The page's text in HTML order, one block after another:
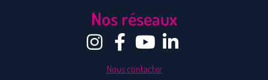
Nos réseaux
Nous contacter